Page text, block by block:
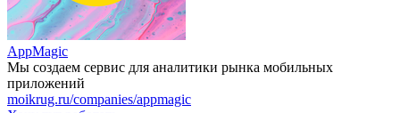
AppMagic
Мы создаем сервис для аналитики рынка мобильных
приложений
moikrug.ru/companies/appmagic